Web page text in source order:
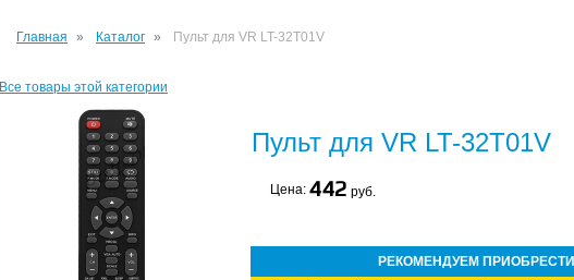
Главная Каталог Пульт для VR LT-32T01V
Все товары этой категории
Пульт для VR LT-32T01V
Цена: 442 руб.
РЕКОМЕНДУЕМ ПРИОБРЕСТИ